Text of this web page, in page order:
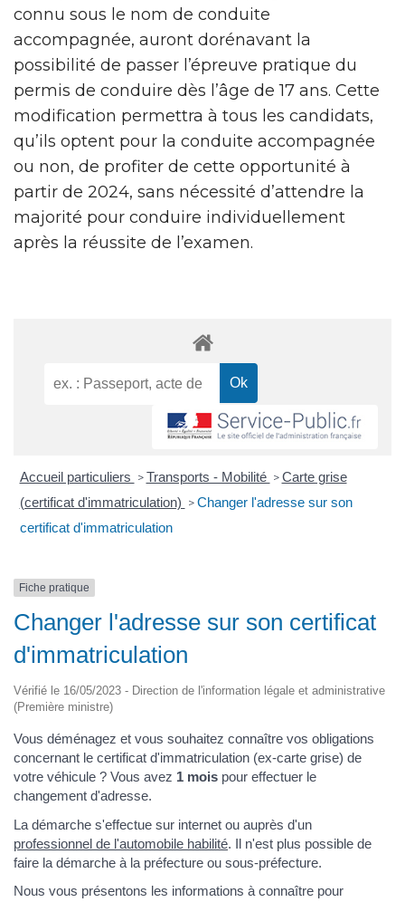
connu sous le nom de conduite
accompagnée, auront dorénavant la
possibilité de passer l’épreuve pratique du
permis de conduire dès l’âge de 17 ans. Cette
modification permettra à tous les candidats,
qu’ils optent pour la conduite accompagnée
ou non, de profiter de cette opportunité à
partir de 2024, sans nécessité d’attendre la
majorité pour conduire individuellement
après la réussite de l’examen.
Accueil particuliers > Transports - Mobilité > Carte grise
(certificat d'immatriculation) > Changer l'adresse sur son
certificat d'immatriculation
Fiche pratique
Changer l'adresse sur son certificat
d'immatriculation
Vérifié le 16/05/2023 - Direction de l'information légale et administrative
(Première ministre)
Vous déménagez et vous souhaitez connaître vos obligations
concernant le certificat d'immatriculation (ex-carte grise) de
votre véhicule ? Vous avez 1 mois pour effectuer le
changement d'adresse.
La démarche s'effectue sur internet ou auprès d'un
professionnel de l'automobile habilité. Il n'est plus possible de
faire la démarche à la préfecture ou sous-préfecture.
Nous vous présentons les informations à connaître pour